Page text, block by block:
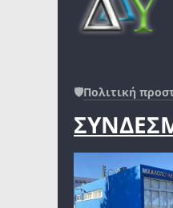
🛡️Πολιτική